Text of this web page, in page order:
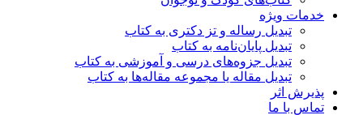
خدمات ویژه
تبدیل رساله و تز دکتری به کتاب
تبدیل پایان‌نامه به کتاب
تبدیل جزوه‌های درسی و آموزشی به کتاب
تبدیل مقاله یا مجموعه مقاله‌ها به کتاب
پذیرش اثر
تماس با ما